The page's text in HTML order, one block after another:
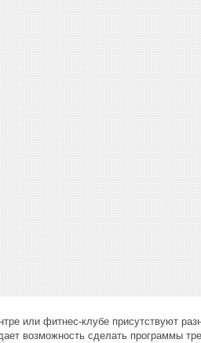
или фитнес-клубе присутствуют
возможность сделать программы